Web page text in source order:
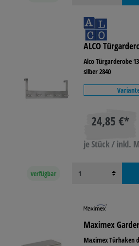
ALCO
Alco Türgarderobe
silber 2840
24,85 €*
je Stück / inkl.
verfügbar
Maximex
Maximex Türhaken